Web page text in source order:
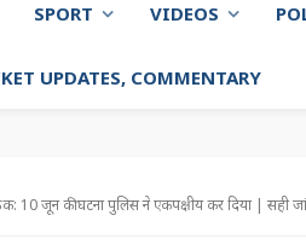
SPORT VIDEOS
UPDATES, COMMENTARY
10 जून की घटना पुलिस ने एकपक्षीय कर दिया | सही